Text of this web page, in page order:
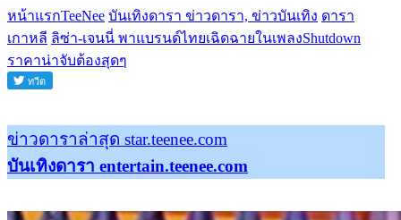
หน้าแรกTeeNee บันเทิงดารา ข่าวดารา, ข่าวบันเทิง ดารา
เกาหลี ลิซ่า-เจนนี่ พาแบรนด์ไทยเฉิดฉายในเพลงShutdown
ราคาน่าจับต้องสุดๆ
ข่าวดาราล่าสุด star.teenee.com
บันเทิงดารา entertain.teenee.com